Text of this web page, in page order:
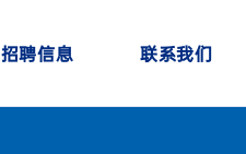
招聘信息 联系我们